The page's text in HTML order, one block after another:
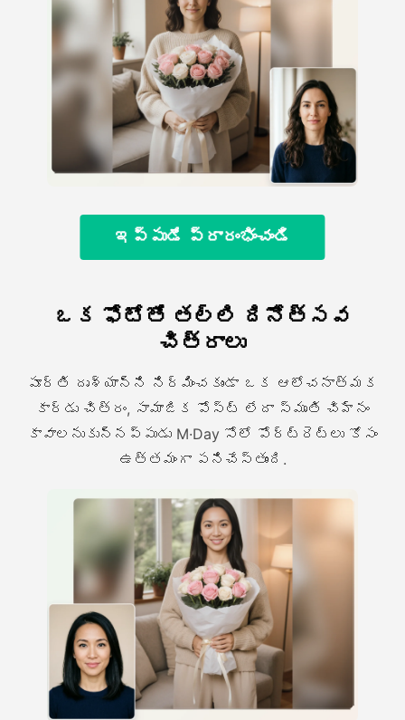
ఇప్పుడే ప్రారంభించండి
ఒక ఫోటోతో తల్లి దినోత్సవ
చిత్రాలు
పూర్తి దృశ్యాన్ని నిర్మించకుండా ఒక ఆలోచనాత్మక
కార్డు చిత్రం, సామాజిక పోస్ట్ లేదా స్మృతి చిహ్నం
కావాలనుకున్నప్పుడు M·Day సోలో పోర్ట్రెట్లు కోసం
ఉత్తమంగా పనిచేస్తుంది.